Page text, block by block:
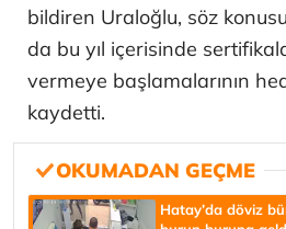
bildiren Uraloğlu, söz
da bu yıl içerisinde
vermeye başlamalarının
kaydetti.
Hatay’da döviz